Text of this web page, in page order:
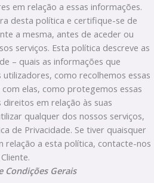
em relação a essas informações.
desta política e certifique-se de
a mesma, antes de aceder ou
serviços. Esta política descreve as
– quais as informações que
como recolhemos essas
elas, como protegemos essas
em relação às suas
qualquer dos nossos serviços,
de Privacidade. Se tiver quaisquer
relação a esta política, contacte-nos
Condições Gerais